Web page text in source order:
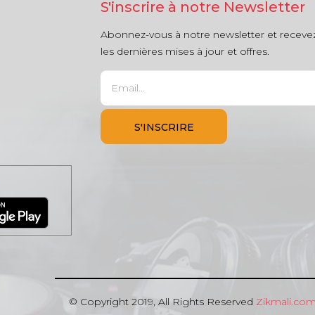
S'inscrire à notre Newsletter
Abonnez-vous à notre newsletter et
les dernières mises à jour et offres.
© Copyright 2019, All Rights Reserved Zikmali.com